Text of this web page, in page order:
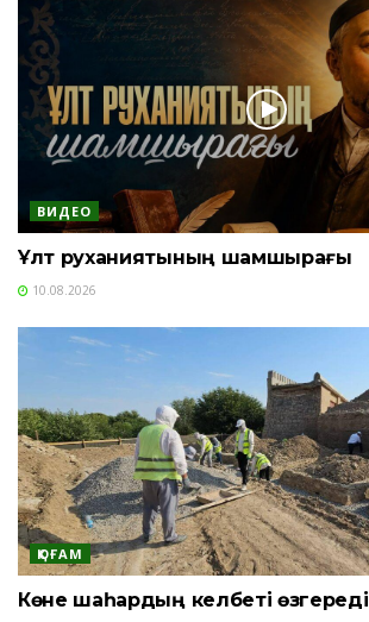
ВИДЕО
Ұлт руханиятының шамшырағы
10.08.2026
ҚОҒАМ
Көне шаһардың келбеті өзгереді